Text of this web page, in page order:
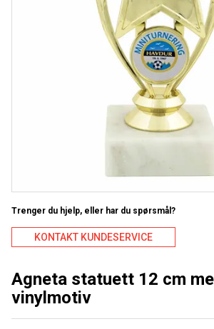
Trenger du hjelp, eller har du spørsmål?
KONTAKT KUNDESERVICE
Agneta statuett 12 cm
vinylmotiv